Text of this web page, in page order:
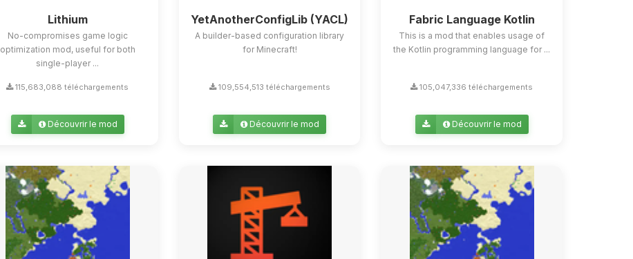
Lithium
No-compromises game logic
optimization mod, useful for both
single-player ...
115,683,088 téléchargements
Découvrir le mod
YetAnotherConfigLib (YACL)
A builder-based configuration library
for Minecraft!
109,554,513 téléchargements
Découvrir le mod
Fabric Language Kotlin
This is a mod that enables usage of
the Kotlin programming language for ...
105,047,336 téléchargements
Découvrir le mod